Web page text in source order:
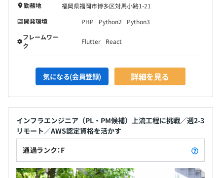
勤務地
福岡県福岡市博多区対馬小路1-21
開発環境
PHP Python2
Python3
フレームワー
ク
Flutter React
気になる(会員登録) 詳細を見る
インフラエンジニア（PL・PM候補）上流工程に挑戦／週2-3
リモート／AWS認定資格を活かす
通過ランク：F